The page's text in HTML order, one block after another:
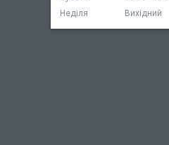
Неділя
Вихідний